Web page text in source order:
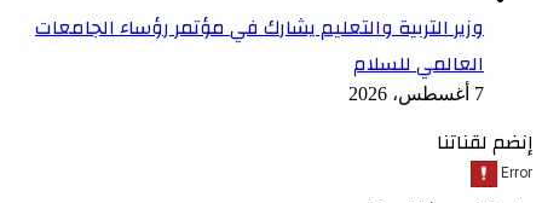
وزير التربية والتعليم يشارك في مؤتمر رؤساء الجامعات
العالمي للسلام
7 أغسطس، 2026
إنضم لقناتنا